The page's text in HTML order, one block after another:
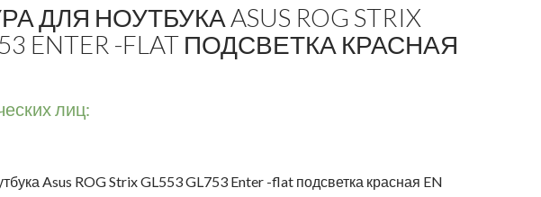
ДЛЯ НОУТБУКА ASUS ROG STRIX
ENTER -FLAT ПОДСВЕТКА КРАСНАЯ
лиц:
Asus ROG Strix GL553 GL753 Enter -flat подсветка красная EN